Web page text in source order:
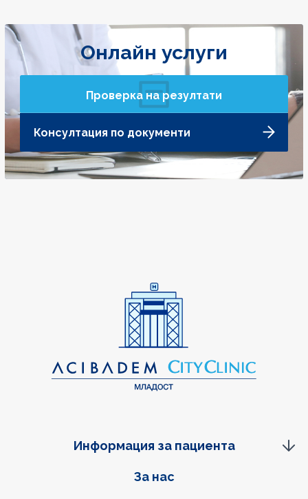
Онлайн услуги
Проверка на резултати
Консултация по документи
Фуутер навигация
За нас
Информация за пациента